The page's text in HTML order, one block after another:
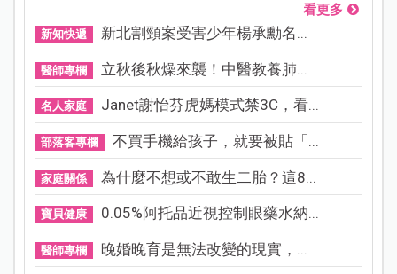
看更多
新知快遞 新北割頸案受害少年楊承勳名...
醫師專欄 立秋後秋燥來襲！中醫教養肺...
名人家庭 Janet謝怡芬虎媽模式禁3C，看...
部落客專欄 不買手機給孩子，就要被貼「...
家庭關係 為什麼不想或不敢生二胎？這8...
寶貝健康 0.05%阿托品近視控制眼藥水納...
醫師專欄 晚婚晚育是無法改變的現實，...